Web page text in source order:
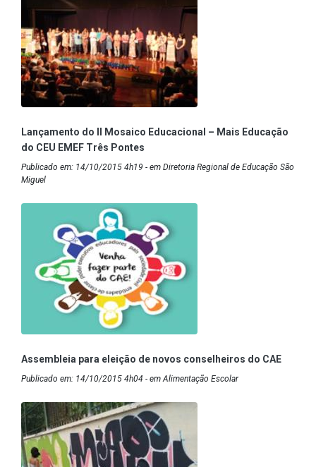
Lançamento do II Mosaico Educacional – Mais Educação
do CEU EMEF Três Pontes
Publicado em: 14/10/2015 4h19 - em Diretoria Regional de Educação São
Miguel
Assembleia para eleição de novos conselheiros do CAE
Publicado em: 14/10/2015 4h04 - em Alimentação Escolar